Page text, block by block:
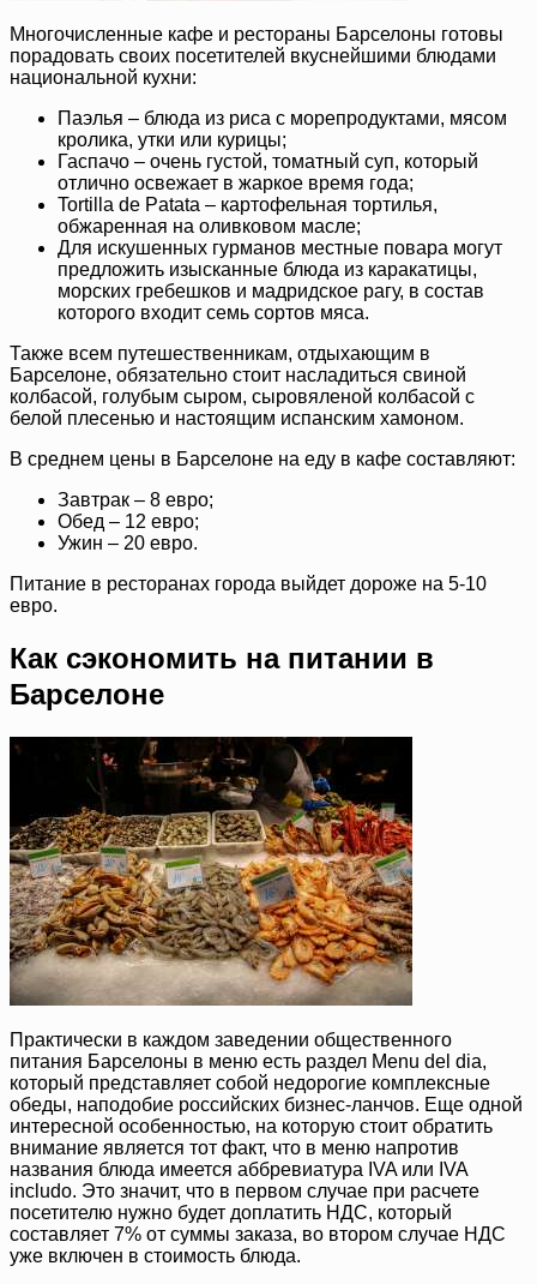
Многочисленные кафе и рестораны Барселоны готовы
порадовать своих посетителей вкуснейшими блюдами
национальной кухни:
Паэлья – блюда из риса с морепродуктами, мясом
кролика, утки или курицы;
Гаспачо – очень густой, томатный суп, который
отлично освежает в жаркое время года;
Tortilla de Patata – картофельная тортилья,
обжаренная на оливковом масле;
Для искушенных гурманов местные повара могут
предложить изысканные блюда из каракатицы,
морских гребешков и мадридское рагу, в состав
которого входит семь сортов мяса.
Также всем путешественникам, отдыхающим в
Барселоне, обязательно стоит насладиться свиной
колбасой, голубым сыром, сыровяленой колбасой с
белой плесенью и настоящим испанским хамоном.
В среднем цены в Барселоне на еду в кафе составляют:
Завтрак – 8 евро;
Обед – 12 евро;
Ужин – 20 евро.
Питание в ресторанах города выйдет дороже на 5-10
евро.
Как сэкономить на питании в
Барселоне
Практически в каждом заведении общественного
питания Барселоны в меню есть раздел Menu del dia,
который представляет собой недорогие комплексные
обеды, наподобие российских бизнес-ланчов. Еще одной
интересной особенностью, на которую стоит обратить
внимание является тот факт, что в меню напротив
названия блюда имеется аббревиатура IVA или IVA
includo. Это значит, что в первом случае при расчете
посетителю нужно будет доплатить НДС, который
составляет 7% от суммы заказа, во втором случае НДС
уже включен в стоимость блюда.